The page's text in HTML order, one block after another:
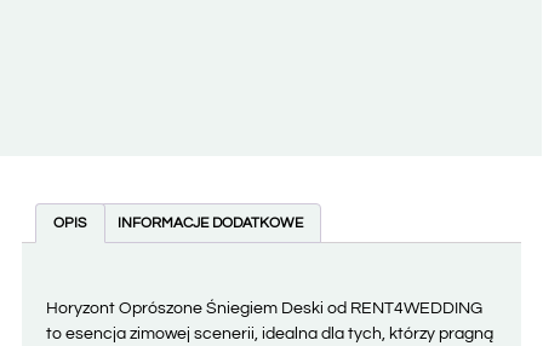
OPIS INFORMACJE DODATKOWE
Horyzont Oprószone Śniegiem Deski od RENT4WEDDING
to esencja zimowej scenerii, idealna dla tych, którzy pragną